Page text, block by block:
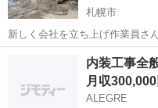
札幌市
新しく会社を立ち上げ作業員さ
体工事です。 作業については先輩達から優しく教えてもらえるので安
心して来てください。 勤務時間は8時〜１７時までです。 休憩は１０
時〜３０分 １２時〜...
その他
内装工事
月収300,000
ALEGRE